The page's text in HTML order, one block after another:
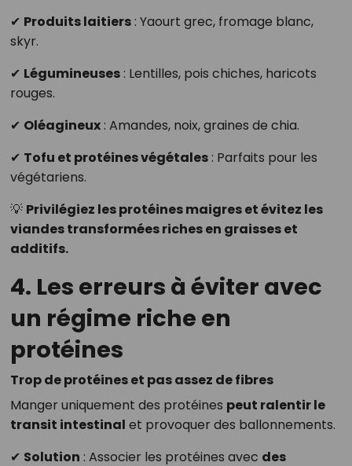
✔ Produits laitiers: Yaourt grec, fromage blanc,
skyr.
✔ Légumineuses: Lentilles, pois chiches, haricots
rouges.
✔ Oléagineux: Amandes, noix, graines de chia.
✔ Tofu et protéines végétales: Parfaits pour les
végétariens.
💡 Privilégiez les protéines maigres et évitez les
viandes transformées riches en graisses et
additifs.
4. Les erreurs à éviter avec
un régime riche en
protéines
Trop de protéines et pas assez de fibres
Manger uniquement des protéines peut ralentir le
transit intestinal et provoquer des ballonnements.
✔ Solution : Associer les protéines avec des